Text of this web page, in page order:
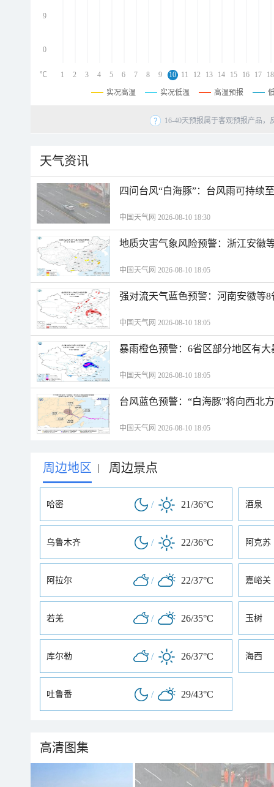
9
0
1 2 3 4 5 6 7 8 9 10 11 12 13 14 15 16 17 18
℃
实况高温 实况低温 高温预报
16-40天预报属于客观预报产品
天气资讯
四问台风“白海豚”：台风雨可持续
中国天气网 2026-08-10 18:30
地质灾害气象风险预警：浙江安徽
中国天气网 2026-08-10 18:05
强对流天气蓝色预警：河南安徽等
中国天气网 2026-08-10 18:05
暴雨橙色预警：6省区部分地区有
中国天气网 2026-08-10 18:05
台风蓝色预警：“白海豚”将向西北
中国天气网 2026-08-10 18:05
周边地区 | 周边景点
哈密 / 21/36°C 酒泉
乌鲁木齐 / 22/36°C 阿克苏
阿拉尔 / 22/37°C 嘉峪关
若羌 / 26/35°C 玉树
库尔勒 / 26/37°C 海西
吐鲁番 / 29/43°C
高清图集